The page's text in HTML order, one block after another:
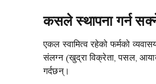
कसले स्थापना गर्न
एकल स्वामित्व रहेको फर्मको
संलग्न (खुद्रा विक्रेता, पसल,
गर्दछन्।